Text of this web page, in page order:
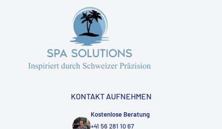
KONTAKT AUFNEHMEN
Kostenlose Beratung
+41 56 281 10 67